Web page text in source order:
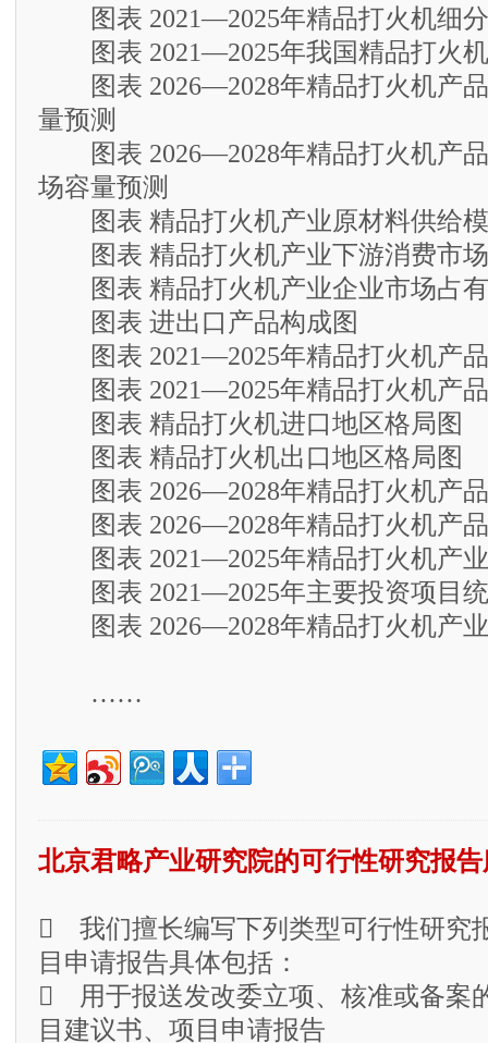
图表 2021—2025年精品打火机细分
图表 2021—2025年我国精品打火机
图表 2026—2028年精品打火机产品
量预测
图表 2026—2028年精品打火机产品
场容量预测
图表 精品打火机产业原材料供给
图表 精品打火机产业下游消费市
图表 精品打火机产业企业市场占
图表 进出口产品构成图
图表 2021—2025年精品打火机产品
图表 2021—2025年精品打火机产品
图表 精品打火机进口地区格局图
图表 精品打火机出口地区格局图
图表 2026—2028年精品打火机产
图表 2026—2028年精品打火机产
图表 2021—2025年精品打火机产
图表 2021—2025年主要投资项目
图表 2026—2028年精品打火机产业
……
北京君略产业研究院的可行性研究报
 我们擅长编写下列类型可行性研究
目申请报告具体包括：
 用于报送发改委立项、核准或备案
目建议书、项目申请报告